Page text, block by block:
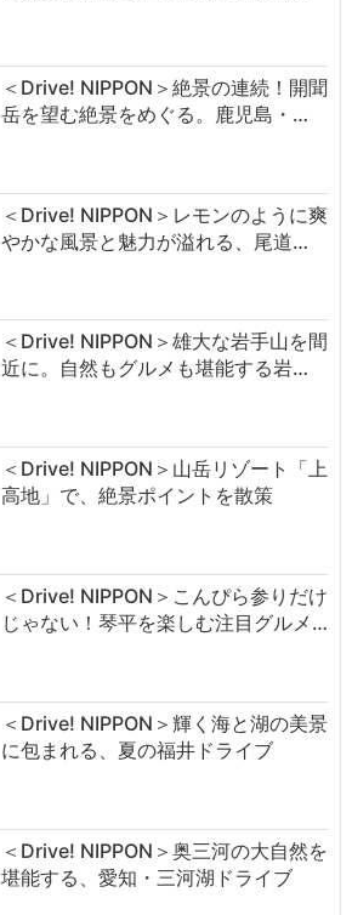
＜Drive! NIPPON＞絶景の連続！開聞
岳を望む絶景をめぐる。鹿児島・…
＜Drive! NIPPON＞レモンのように爽
やかな風景と魅力が溢れる、尾道…
＜Drive! NIPPON＞雄大な岩手山を間
近に。自然もグルメも堪能する岩…
＜Drive! NIPPON＞山岳リゾート「上
高地」で、絶景ポイントを散策
＜Drive! NIPPON＞こんぴら参りだけ
じゃない！琴平を楽しむ注目グルメ…
＜Drive! NIPPON＞輝く海と湖の美景
に包まれる、夏の福井ドライブ
＜Drive! NIPPON＞奥三河の大自然を
堪能する、愛知・三河湖ドライブ